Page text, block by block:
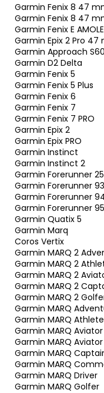
Garmin Fenix 8 47
Garmin Fenix 8 47
Garmin Fenix E
Garmin Epix 2 Pro
Garmin Approach S60
Garmin D2 Delta
Garmin Fenix 5
Garmin Fenix 5 Plus
Garmin Fenix 6
Garmin Fenix 7
Garmin Fenix 7 PRO
Garmin Epix 2
Garmin Epix PRO
Garmin Instinct
Garmin Instinct 2
Garmin Forerunner
Garmin Forerunner
Garmin Forerunner
Garmin Forerunner
Garmin Quatix 5
Garmin Marq
Coros Vertix
Garmin MARQ 2
Garmin MARQ 2
Garmin MARQ 2
Garmin MARQ 2
Garmin MARQ 2
Garmin MARQ
Garmin MARQ Athlete
Garmin MARQ Aviator
Garmin MARQ
Garmin MARQ
Garmin MARQ
Garmin MARQ Driver
Garmin MARQ Golfer